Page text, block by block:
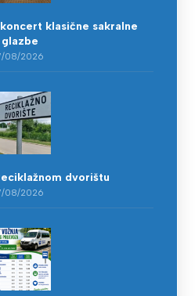
klasične sakralne
glazbe
08/2026
dvorištu
08/2026